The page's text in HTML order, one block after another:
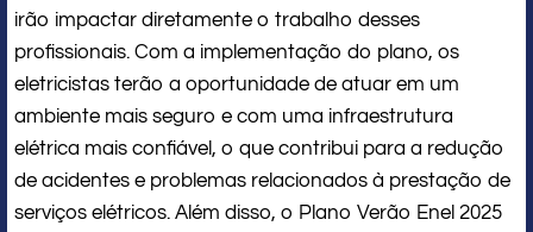
irão impactar diretamente o trabalho desses
profissionais. Com a implementação do plano, os
eletricistas terão a oportunidade de atuar em um
ambiente mais seguro e com uma infraestrutura
elétrica mais confiável, o que contribui para a redução
de acidentes e problemas relacionados à prestação de
serviços elétricos. Além disso, o Plano Verão Enel 2025